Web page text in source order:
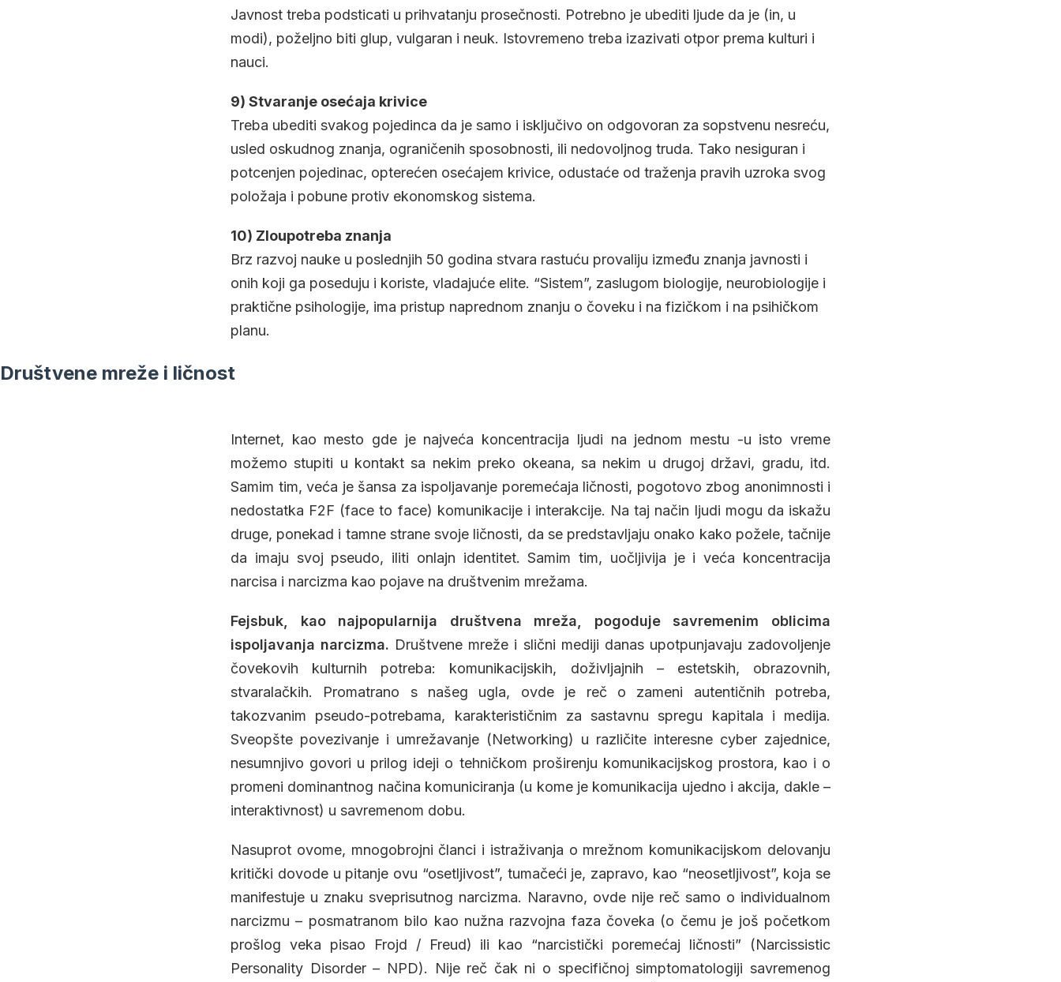
Javnost treba podsticati u prihvatanju prosečnosti. Potrebno je ubediti ljude da je (in, u
modi), poželjno biti glup, vulgaran i neuk. Istovremeno treba izazivati otpor prema kulturi i
nauci.
9) Stvaranje osećaja krivice
Treba ubediti svakog pojedinca da je samo i isključivo on odgovoran za sopstvenu nesreću,
usled oskudnog znanja, ograničenih sposobnosti, ili nedovoljnog truda. Tako nesiguran i
potcenjen pojedinac, opterećen osećajem krivice, odustaće od traženja pravih uzroka svog
položaja i pobune protiv ekonomskog sistema.
10) Zloupotreba znanja
Brz razvoj nauke u poslednjih 50 godina stvara rastuću provaliju između znanja javnosti i
onih koji ga poseduju i koriste, vladajuće elite. “Sistem”, zaslugom biologije, neurobiologije i
praktične psihologije, ima pristup naprednom znanju o čoveku i na fizičkom i na psihičkom
planu.
Društvene mreže i ličnost
Internet, kao mesto gde je najveća koncentracija ljudi na jednom mestu -u isto vreme
možemo stupiti u kontakt sa nekim preko okeana, sa nekim u drugoj državi, gradu, itd.
Samim tim, veća je šansa za ispoljavanje poremećaja ličnosti, pogotovo zbog anonimnosti i
nedostatka F2F (face to face) komunikacije i interakcije. Na taj način ljudi mogu da iskažu
druge, ponekad i tamne strane svoje ličnosti, da se predstavljaju onako kako požele, tačnije
da imaju svoj pseudo, iliti onlajn identitet. Samim tim, uočljivija je i veća koncentracija
narcisa i narcizma kao pojave na društvenim mrežama.
Fejsbuk, kao najpopularnija društvena mreža, pogoduje savremenim oblicima
ispoljavanja narcizma. Društvene mreže i slični mediji danas upotpunjavaju zadovoljenje
čovekovih kulturnih potreba: komunikacijskih, doživljajnih – estetskih, obrazovnih,
stvaralačkih. Promatrano s našeg ugla, ovde je reč o zameni autentičnih potreba,
takozvanim pseudo-potrebama, karakterističnim za sastavnu spregu kapitala i medija.
Sveopšte povezivanje i umrežavanje (Networking) u različite interesne cyber zajednice,
nesumnjivo govori u prilog ideji o tehničkom proširenju komunikacijskog prostora, kao i o
promeni dominantnog načina komuniciranja (u kome je komunikacija ujedno i akcija, dakle –
interaktivnost) u savremenom dobu.
Nasuprot ovome, mnogobrojni članci i istraživanja o mrežnom komunikacijskom delovanju
kritički dovode u pitanje ovu “osetljivost”, tumačeći je, zapravo, kao “neosetljivost”, koja se
manifestuje u znaku sveprisutnog narcizma. Naravno, ovde nije reč samo o individualnom
narcizmu – posmatranom bilo kao nužna razvojna faza čoveka (o čemu je još početkom
prošlog veka pisao Frojd / Freud) ili kao “narcistički poremećaj ličnosti” (Narcissistic
Personality Disorder – NPD). Nije reč čak ni o specifičnoj simptomatologiji savremenog